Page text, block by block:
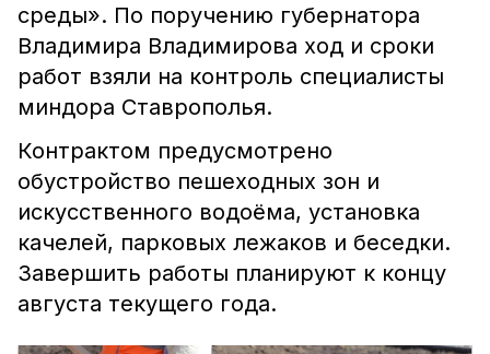
среды». По поручению губернатора
Владимира Владимирова ход и сроки
работ взяли на контроль специалисты
миндора Ставрополья.
Контрактом предусмотрено
обустройство пешеходных зон и
искусственного водоёма, установка
качелей, парковых лежаков и беседки.
Завершить работы планируют к концу
августа текущего года.